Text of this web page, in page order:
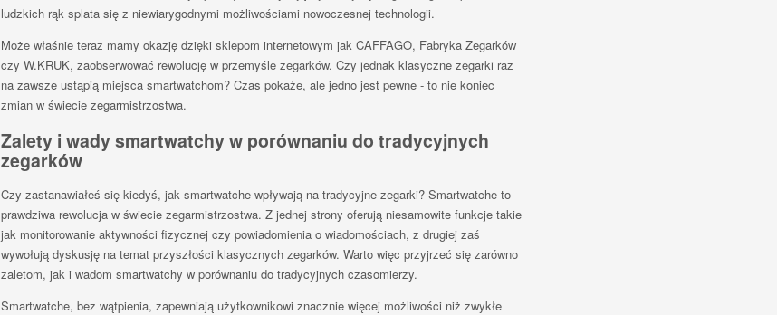
ludzkich rąk splata się z niewiarygodnymi możliwościami nowoczesnej technologii.
Może właśnie teraz mamy okazję dzięki sklepom internetowym jak CAFFAGO, Fabryka Zegarków
czy W.KRUK, zaobserwować rewolucję w przemyśle zegarków. Czy jednak klasyczne zegarki raz
na zawsze ustąpią miejsca smartwatchom? Czas pokaże, ale jedno jest pewne - to nie koniec
zmian w świecie zegarmistrzostwa.
Zalety i wady smartwatchy w porównaniu do tradycyjnych
zegarków
Czy zastanawiałeś się kiedyś, jak smartwatche wpływają na tradycyjne zegarki? Smartwatche to
prawdziwa rewolucja w świecie zegarmistrzostwa. Z jednej strony oferują niesamowite funkcje takie
jak monitorowanie aktywności fizycznej czy powiadomienia o wiadomościach, z drugiej zaś
wywołują dyskusję na temat przyszłości klasycznych zegarków. Warto więc przyjrzeć się zarówno
zaletom, jak i wadom smartwatchy w porównaniu do tradycyjnych czasomierzy.
Smartwatche, bez wątpienia, zapewniają użytkownikowi znacznie więcej możliwości niż zwykłe